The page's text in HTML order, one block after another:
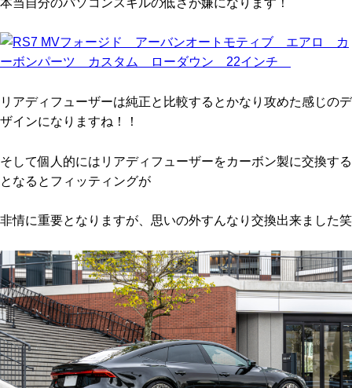
リアディフューザーは純正と比較するとかなり攻めた感じのデ
ザインになりますね！！
そして個人的にはリアディフューザーをカーボン製に交換する
となるとフィッティングが
非情に重要となりますが、思いの外すんなり交換出来ました笑